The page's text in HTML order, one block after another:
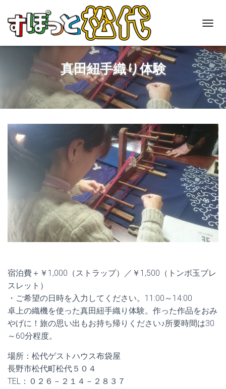
G
G
L
E
N
A
G
O
N
真田紐手織り体験
宿泊費＋￥1,000（ストラップ）／￥1,500（トンボ玉ブレ
スレット）
・ご希望の日時を入力してください。11:00～14:00
卓上の織機を使った真田紐手織り体験。作った作品をおみ
やげに！旅の思い出もお持ち帰りください♪所要時間は30
～60分程度。
場所：松代ゲストハウス布袋屋
長野市松代町松代５０４
TEL：０２６－２１４－２８３７